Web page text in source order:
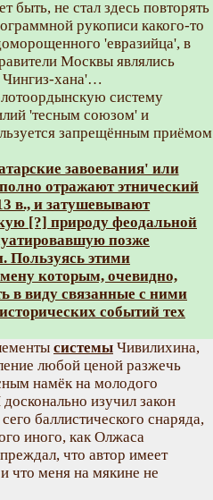
не стал здесь повторять
рукописи какого-то
'евразийца', в
Москвы являлись
Чингиз-хана'…
систему
'тесным союзом' и
запрещённым приёмом
завоевания' или
отражают этнический
в., и затушевывают
[?] природу феодальной
позже
Пользуясь этими
которым, очевидно,
в виду связанные с ними
событий тех
системы Чивилихина,
любой ценой разжечь
намёк на молодого
изучил закон
баллистического снаряда,
иного, как Олжаса
что автор имеет
что меня на мякине не